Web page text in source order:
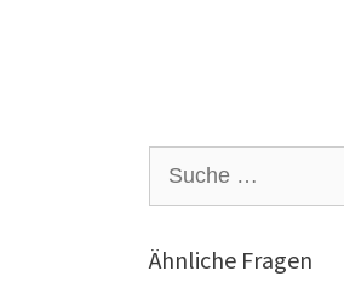
nach:
Ähnliche Fragen